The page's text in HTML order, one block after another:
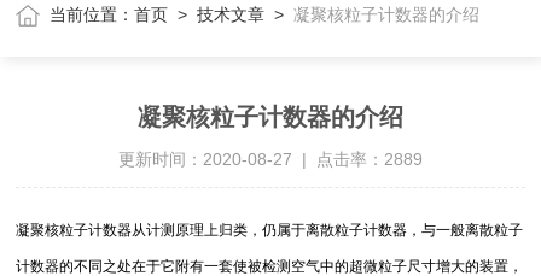
当前位置：首页 >技术文章 >凝聚核粒子计数器的介绍
凝聚核粒子计数器的介绍
更新时间：2020-08-27 | 点击率：2889
凝聚核粒子计数器从计测原理上归类，仍属于离散粒子计数器，与一般离散粒子
计数器的不同之处在于它附有一套使被检测空气中的超微粒子尺寸增大的装置，